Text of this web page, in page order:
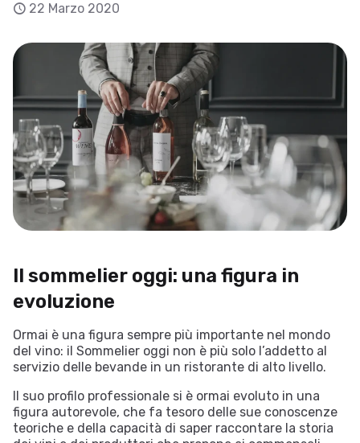
22 Marzo 2020
Il sommelier oggi: una figura in
evoluzione
Ormai è una figura sempre più importante nel mondo
del vino: il Sommelier oggi non è più solo l’addetto al
servizio delle bevande in un ristorante di alto livello.
Il suo profilo professionale si è ormai evoluto in una
figura autorevole, che fa tesoro delle sue conoscenze
teoriche e della capacità di saper raccontare la storia